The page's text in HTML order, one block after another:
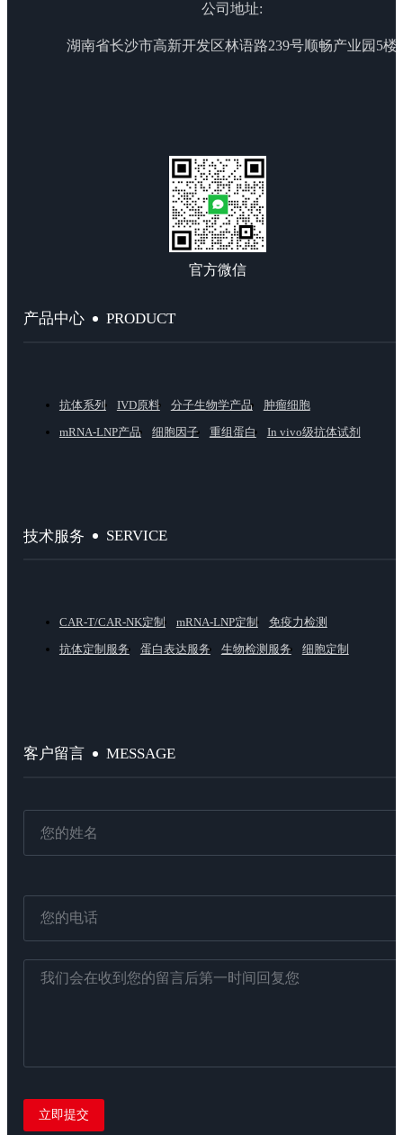
公司地址:
湖南省长沙市高新开发区林语路239号顺畅产业园5楼
官方微信
产品中心 PRODUCT
抗体系列 IVD原料 分子生物学产品
肿瘤细胞
mRNA-LNP产品
细胞因子 重组蛋白 In vivo级抗体试剂
技术服务 SERVICE
CAR-T/CAR-NK定制 mRNA-LNP定制
免疫力检测
抗体定制服务
蛋白表达服务 生物检测服务 细胞定制
客户留言 MESSAGE